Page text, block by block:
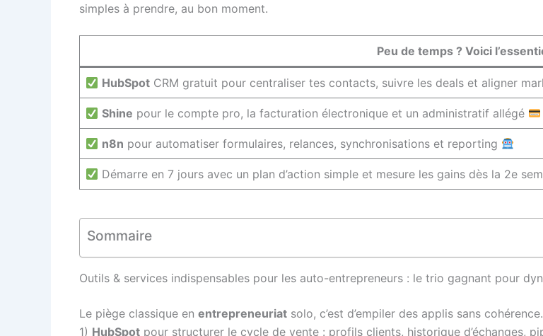
simples à prendre, au bon moment.
Peu de temps ? Voici
HubSpot CRM gratuit pour centraliser tes contacts, suivre les deals et aligner
Shine pour le compte pro, la facturation électronique et un administratif allégé
n8n pour automatiser formulaires, relances, synchronisations et reporting
Démarre en 7 jours avec un plan d’action simple et mesure les gains dès la 2e
Sommaire
Outils & services indispensables pour les auto-entrepreneurs : le trio gagnant pour
Le piège classique en entrepreneuriat solo, c’est d’empiler des applis sans
1) HubSpot pour structurer le cycle de vente : profils clients, historique d’échanges,